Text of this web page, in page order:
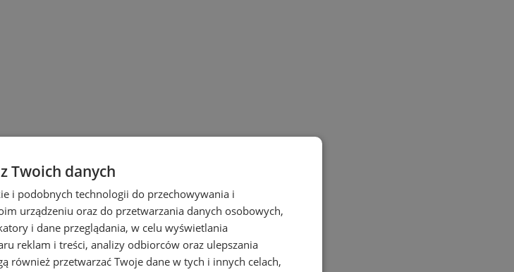
Twoich danych
i podobnych technologii do przechowywania i
urządzeniu oraz do przetwarzania danych osobowych,
i dane przeglądania, w celu wyświetlania
reklam i treści, analizy odbiorców oraz ulepszania
również przetwarzać Twoje dane w tych i innych celach,